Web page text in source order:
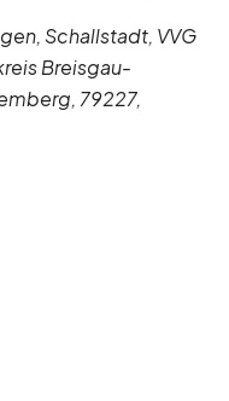
Schallstadt, VVG
Breisgau-
79227,